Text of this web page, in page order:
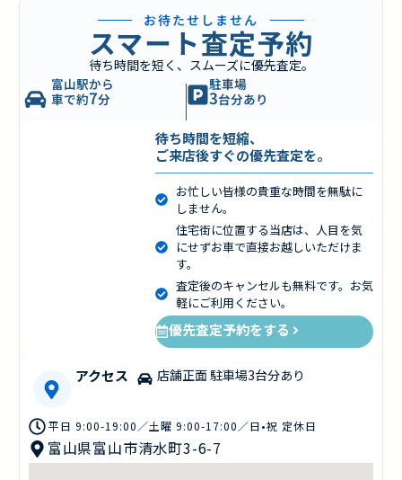
お待たせしません
スマート査定予約
待ち時間を短く、スムーズに優先査定。
富山駅から
車で約7分
駐車場
3台分あり
待ち時間を短縮、
ご来店後すぐの優先査定を。
お忙しい皆様の貴重な時間を無駄に
しません。
住宅街に位置する当店は、人目を気
にせずお車で直接お越しいただけま
す。
査定後のキャンセルも無料です。お気
軽にご利用ください。
優先査定予約をする
アクセス 店舗正面 駐車場3台分あり
平日 9:00-19:00／土曜 9:00-17:00／日•祝 定休日
富山県富山市清水町3-6-7